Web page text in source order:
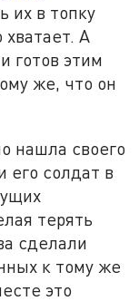
их в топку
А
готов этим
же, что он
нашла своего
его солдат в
терять
сделали
к тому же
это